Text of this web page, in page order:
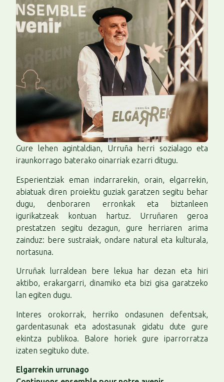
Gure lehen agintaldian, Urruña herri sozialago eta
iraunkorrago baterako oinarriak ezarri ditugu.
Esperientziak eman indarrarekin, orain, elgarrekin,
abiatuak diren proiektu guziak garatzen segitu behar
dugu, denboraren erronkak eta biztanleen
igurikatzeak kontuan hartuz. Urruñaren geroa
prestatzen segitu dezagun, gure herriaren arima
zainduz: bere sustraiak, ondare natural eta kulturala,
nortasuna.
Urruñak lurraldean bere lekua har dezan eta hiri
aktibo, erakargarri, dinamiko eta bizi gisa garatzeko
lan egiten dugu.
Interes orokorrak, herriko ondasunen defentsak,
gardentasunak eta adostasunak gidatu dute gure
ekintza publikoa. Balore horiek gure iparrorratza
izaten segituko dute.
Elgarrekin urrunago